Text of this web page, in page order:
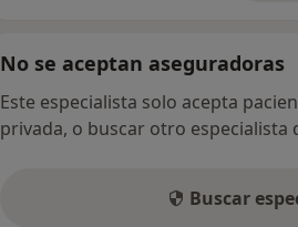
No se aceptan aseguradoras
Este especialista solo acepta
privada, o buscar otro especialista
Buscar